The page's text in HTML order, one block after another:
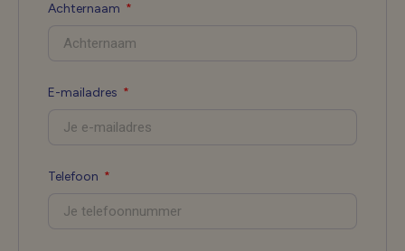
Achternaam
E-mailadres
Telefoon